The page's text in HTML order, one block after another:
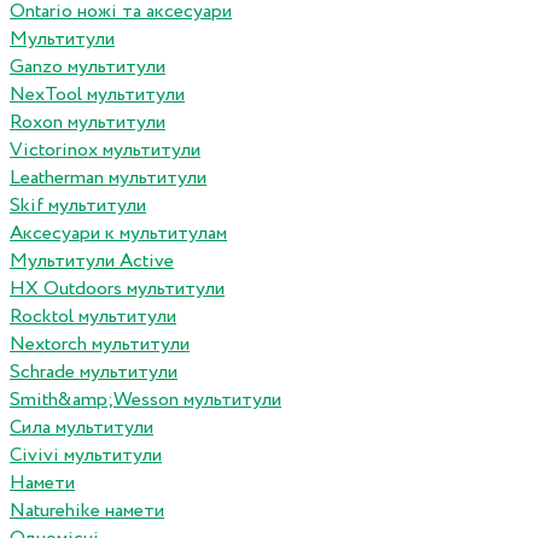
Ontario ножі та аксесуари
Мультитули
Ganzo мультитули
NexTool мультитули
Roxon мультитули
Victorinox мультитули
Leatherman мультитули
Skif мультитули
Аксесуари к мультитулам
Мультитули Active
HX Outdoors мультитули
Rocktol мультитули
Nextorch мультитули
Schrade мультитули
Smith&amp;Wesson мультитули
Сила мультитули
Civivi мультитули
Намети
Naturehike намети